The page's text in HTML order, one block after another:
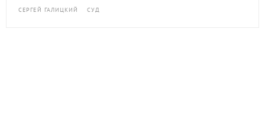
СЕРГЕЙ ГАЛИЦКИЙ
СУД